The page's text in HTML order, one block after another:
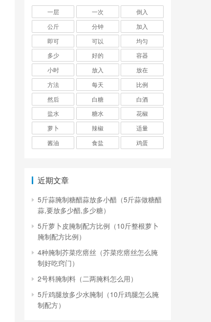
一层 一次
倒入
公斤
分钟
加入
即可
可以
均匀
多少
好的
容器
小时
放入
放在
方法
每天
比例
然后
白糖
白酒
盐水
糖水
花椒
萝卜
辣椒
适量
酱油
食盐 鸡蛋
近期文章
5斤蒜腌制糖醋蒜放多小醋（5斤蒜做糖醋
蒜,要放多少醋,多少糖）
5斤萝卜皮腌制配方比例（10斤整根萝卜
腌制配方比例）
4种腌制芥菜疙瘩丝（芥菜疙瘩丝怎么腌
制好吃窍门）
2号料腌制料（二两腌料怎么用）
5斤鸡腿放多少水腌制（10斤鸡腿怎么腌
制配方）